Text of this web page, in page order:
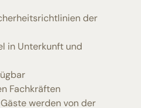
der
in Unterkunft und
Fachkräften
werden von der